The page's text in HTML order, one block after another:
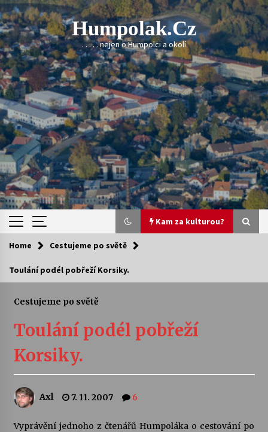
Skip
to
content
Humpolak.cz
. . . . . nejen o Humpolci a okolí
Kam za kulturou?
Kam za kulturou?
Sukuba Ensemble
Vernisáž výstavy Josefíny Duškové: Stávám se
Veselí muzikanti
Home Cestujeme po světě
Toulání podél pobřeží Korsiky.
Cestujeme po světě
Toulání podél pobřeží
Korsiky.
Axl 7. 11. 2007 6
Vyprávění jednoho z čtenářů Humpoláka o cestování po